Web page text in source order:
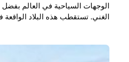
الوجهات السياحية في العالم بفضل
الغني. تستقطب هذه البلاد